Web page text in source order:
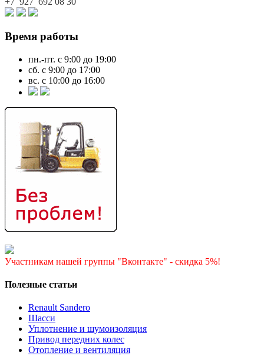
Время работы
пн.-пт. с 9:00 до 19:00
сб. с 9:00 до 17:00
вс. с 10:00 до 16:00
Участникам нашей группы "Вконтакте" - скидка 5%!
Полезные статьи
Renault Sandero
Шасси
Уплотнение и шумоизоляция
Привод передних колес
Отопление и вентиляция